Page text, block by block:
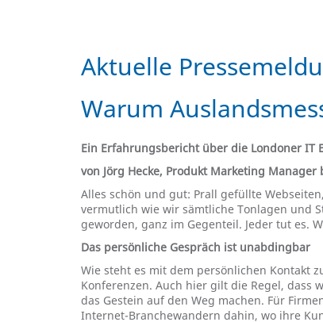
Aktuelle
Warum
Ein Erfahrungsbericht über die Londoner IT
von Jörg Hecke, Produkt Marketing
Alles schön und gut: Prall gefüllte
vermutlich wie wir sämtliche Tonlagen und
geworden, ganz im Gegenteil. Jeder tut es.
Das persönliche Gespräch ist unabdingbar
Wie steht es mit dem persönlichen Kontakt
Konferenzen. Auch hier gilt die Regel, dass
das Gestein auf den Weg machen. Für
Internet-Branchewandern dahin, wo ihre